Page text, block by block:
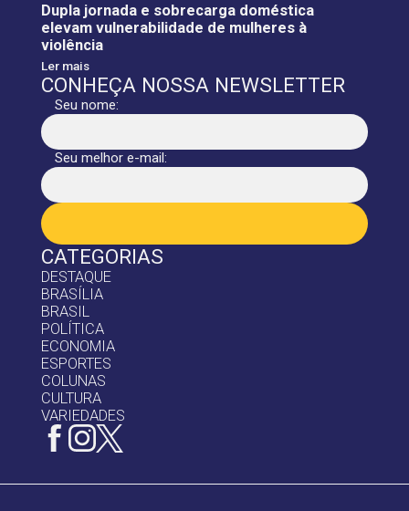
CATEGORIAS
DESTAQUE
BRASÍLIA
BRASIL
POLÍTICA
ECONOMIA
ESPORTES
COLUNAS
CULTURA
VARIEDADES
Dupla jornada e sobrecarga doméstica
elevam vulnerabilidade de mulheres à
violência
Ler mais
CONHEÇA NOSSA NEWSLETTER
Seu nome:
Seu melhor e-mail: